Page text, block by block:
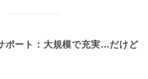
ポート：大規模で充実…だけど